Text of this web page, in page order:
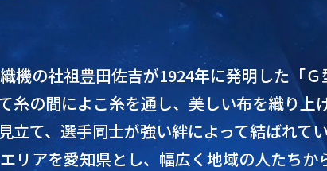
機の社祖豊田佐吉が1924年に発明した「
糸の間によこ糸を通し、美しい布を織り上
立て、選手同士が強い絆によって結ばれて
リアを愛知県とし、幅広く地域の人たち